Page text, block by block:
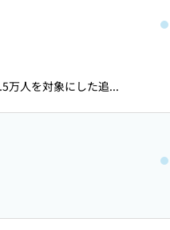
万人を対象にした追...